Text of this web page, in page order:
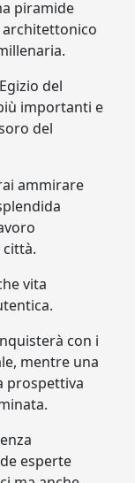
piramide
del
importanti e
del
ammirare
vita
con i
mentre una
prospettiva
esperte